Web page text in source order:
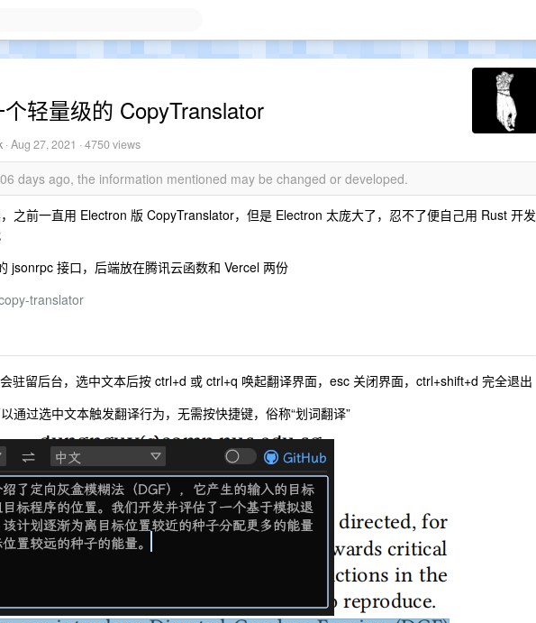
轻量级的 CopyTranslator
·Aug 27, 2021 · 4750 views
days ago, the information mentioned may be changed or developed.
之前一直用 Electron 版 CopyTranslator，但是 Electron 太庞大了，忍不了便自己用 Rust 开发
jsonrpc 接口，后端放在腾讯云函数和 Vercel 两份
translator
驻留后台，选中文本后按 ctrl+d 或 ctrl+q 唤起翻译界面，esc 关闭界面，ctrl+shift+d 完全退出
通过选中文本触发翻译行为，无需按快捷键，俗称“划词翻译”